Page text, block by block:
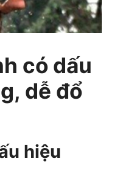
có dấu
dễ đổ
hiệu